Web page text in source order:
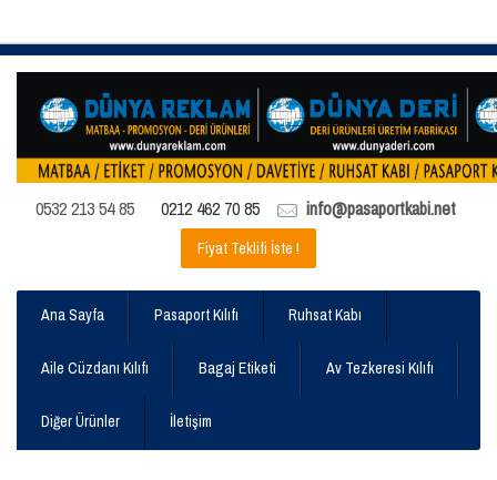
0532 213 54 85 0212 462 70 85 info@pasaportkabi.net
Fiyat Teklifi İste !
Ana Sayfa Pasaport Kılıfı Ruhsat Kabı
Aile Cüzdanı Kılıfı Bagaj Etiketi Av Tezkeresi Kılıfı
Diğer Ürünler İletişim